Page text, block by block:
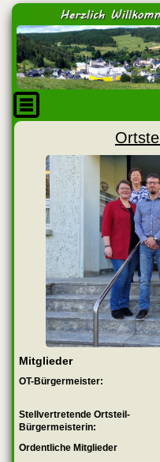
Mitglieder
OT-Bürgermeister:
Stellvertretende Ortsteil-
Bürgermeisterin:
Ordentliche Mitglieder